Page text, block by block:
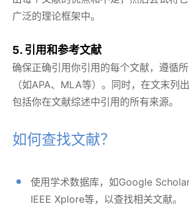
广泛的理论框架中。
5. 引用和参考文献
确保正确引用你引用的每个文献，遵循
（如APA、MLA等）。同时，在文末列
包括你在文献综述中引用的所有来源。
如何查找文献？
使用学术数据库，如Google Scholar
IEEE Xplore等，以查找相关文献。